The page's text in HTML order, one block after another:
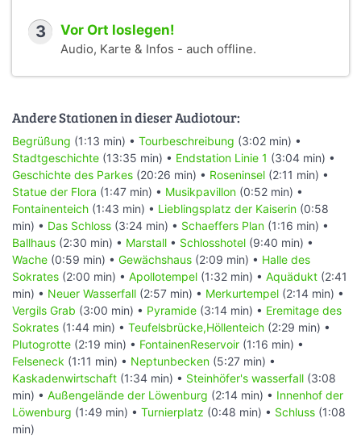
3 Vor Ort loslegen!
Audio, Karte & Infos - auch offline.
Andere Stationen in dieser Audiotour:
Begrüßung (1:13 min) • Tourbeschreibung (3:02 min) •
Stadtgeschichte (13:35 min) • Endstation Linie 1 (3:04 min) •
Geschichte des Parkes (20:26 min) • Roseninsel (2:11 min) •
Statue der Flora (1:47 min) • Musikpavillon (0:52 min) •
Fontainenteich (1:43 min) • Lieblingsplatz der Kaiserin (0:58
min) • Das Schloss (3:24 min) • Schaeffers Plan (1:16 min) •
Ballhaus (2:30 min) • Marstall • Schlosshotel (9:40 min) •
Wache (0:59 min) • Gewächshaus (2:09 min) • Halle des
Sokrates (2:00 min) • Apollotempel (1:32 min) • Aquädukt (2:41
min) • Neuer Wasserfall (2:57 min) • Merkurtempel (2:14 min) •
Vergils Grab (3:00 min) • Pyramide (3:14 min) • Eremitage des
Sokrates (1:44 min) • Teufelsbrücke,Höllenteich (2:29 min) •
Plutogrotte (2:19 min) • FontainenReservoir (1:16 min) •
Felseneck (1:11 min) • Neptunbecken (5:27 min) •
Kaskadenwirtschaft (1:34 min) • Steinhöfer's wasserfall (3:08
min) • Außengelände der Löwenburg (2:14 min) • Innenhof der
Löwenburg (1:49 min) • Turnierplatz (0:48 min) • Schluss (1:08
min)